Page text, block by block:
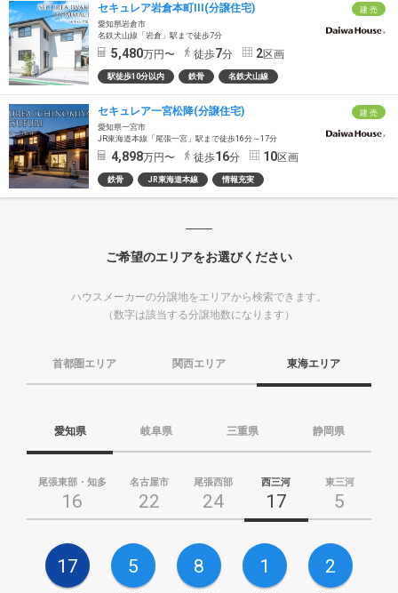
建 売
セキュレア岩倉本町III(分譲住宅)
愛知県岩倉市
名鉄犬山線「岩倉」駅まで徒歩7分
5,480万円〜 徒歩7分 2区画
駅徒歩10分以内 鉄骨 名鉄犬山線
建 売
セキュレア一宮松降(分譲住宅)
愛知県一宮市
JR東海道本線「尾張一宮」駅まで徒歩16分～17分
4,898万円〜 徒歩16分 10区画
鉄骨 JR東海道本線 情報充実
ご希望のエリアをお選びください
ハウスメーカーの分譲地をエリアから検索できます。
（数字は該当する分譲地数になります）
首都圏エリア 関西エリア 東海エリア
愛知県 岐阜県 三重県 静岡県
尾張東部・知多
16
名古屋市
22
尾張西部
24
西三河
17
東三河
5
17 5 8 1 2